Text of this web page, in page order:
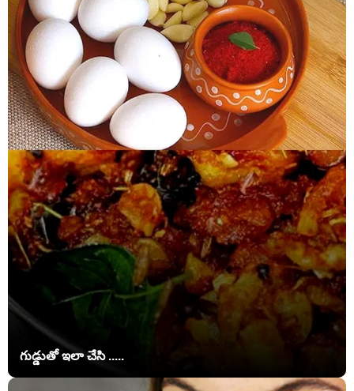
గుడ్డుతో ఇలా చేసి .....